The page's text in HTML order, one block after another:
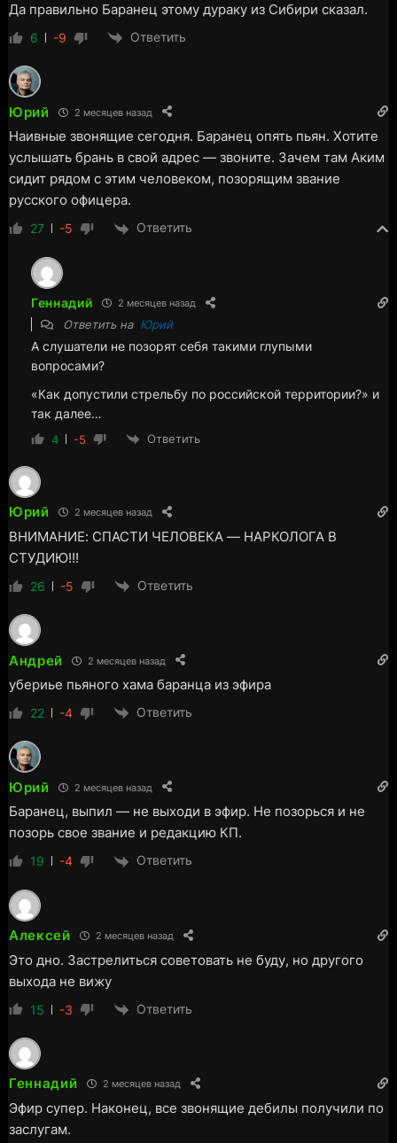
Да правильно Баранец этому дураку из Сибири сказал.
6 -9 Ответить
Юрий 2 месяцев назад
Наивные звонящие сегодня. Баранец опять пьян. Хотите
услышать брань в свой адрес — звоните. Зачем там Аким
сидит рядом с этим человеком, позорящим звание
русского офицера.
27 -5 Ответить
Геннадий 2 месяцев назад
Ответить на Юрий
А слушатели не позорят себя такими глупыми
вопросами?
«Как допустили стрельбу по российской территории?» и
так далее…
4 -5 Ответить
Юрий 2 месяцев назад
ВНИМАНИЕ: СПАСТИ ЧЕЛОВЕКА — НАРКОЛОГА В
СТУДИЮ!!!
26 -5 Ответить
Андрей 2 месяцев назад
убериье пьяного хама баранца из эфира
22 -4 Ответить
Юрий 2 месяцев назад
Баранец, выпил — не выходи в эфир. Не позорься и не
позорь свое звание и редакцию КП.
19 -4 Ответить
Алексей 2 месяцев назад
Это дно. Застрелиться советовать не буду, но другого
выхода не вижу
15 -3 Ответить
Геннадий 2 месяцев назад
Эфир супер. Наконец, все звонящие дебилы получили по
заслугам.